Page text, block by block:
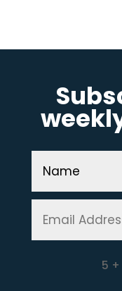
5 +